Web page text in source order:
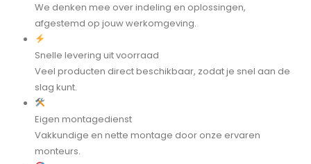
We denken mee over indeling en oplossingen,
afgestemd op jouw werkomgeving.
Snelle levering uit voorraad
Veel producten direct beschikbaar, zodat je snel aan de
slag kunt.
Eigen montagedienst
Vakkundige en nette montage door onze ervaren
monteurs.